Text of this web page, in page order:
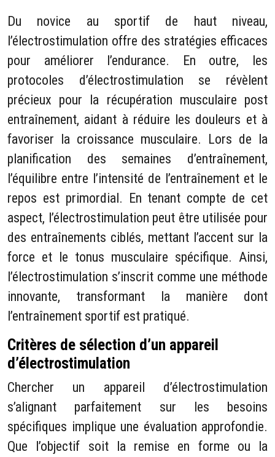
Du novice au sportif de haut niveau,
l’électrostimulation offre des stratégies efficaces
pour améliorer l’endurance. En outre, les
protocoles d’électrostimulation se révèlent
précieux pour la récupération musculaire post
entraînement, aidant à réduire les douleurs et à
favoriser la croissance musculaire. Lors de la
planification des semaines d’entraînement,
l’équilibre entre l’intensité de l’entraînement et le
repos est primordial. En tenant compte de cet
aspect, l’électrostimulation peut être utilisée pour
des entraînements ciblés, mettant l’accent sur la
force et le tonus musculaire spécifique. Ainsi,
l’électrostimulation s’inscrit comme une méthode
innovante, transformant la manière dont
l’entraînement sportif est pratiqué.
Critères de sélection d’un appareil
d’électrostimulation
Chercher un appareil d’électrostimulation
s’alignant parfaitement sur les besoins
spécifiques implique une évaluation approfondie.
Que l’objectif soit la remise en forme ou la